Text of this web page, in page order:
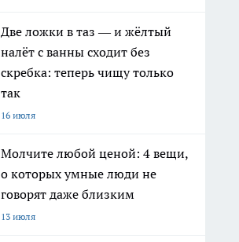
Две ложки в таз — и жёлтый
налёт с ванны сходит без
скребка: теперь чищу только
так
16 июля
Молчите любой ценой: 4 вещи,
о которых умные люди не
говорят даже близким
13 июля